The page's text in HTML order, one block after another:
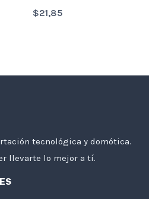
$21,85
tecnológica y domótica.
llevarte lo mejor a tí.